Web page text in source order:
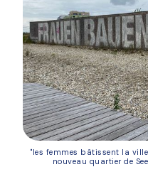
"les femmes bâtissent la
nouveau quartier de